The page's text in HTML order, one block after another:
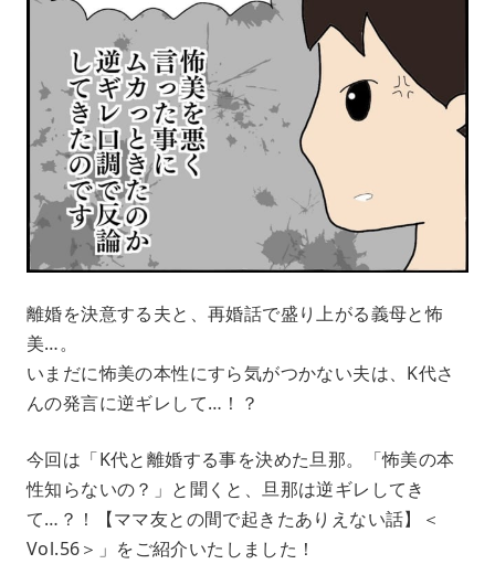
離婚を決意する夫と、再婚話で盛り上がる義母と怖
美…。
いまだに怖美の本性にすら気がつかない夫は、K代さ
んの発言に逆ギレして…！？
今回は「K代と離婚する事を決めた旦那。「怖美の本
性知らないの？」と聞くと、旦那は逆ギレしてき
て…？！【ママ友との間で起きたありえない話】＜
Vol.56＞」をご紹介いたしました！